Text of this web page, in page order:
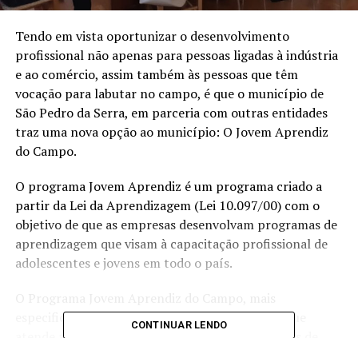
Tendo em vista oportunizar o desenvolvimento
profissional não apenas para pessoas ligadas à indústria
e ao comércio, assim também às pessoas que têm
vocação para labutar no campo, é que o município de
São Pedro da Serra, em parceria com outras entidades
traz uma nova opção ao município: O Jovem Aprendiz
do Campo.
O programa Jovem Aprendiz é um programa criado a
partir da Lei da Aprendizagem (Lei 10.097/00) com o
objetivo de que as empresas desenvolvam programas de
aprendizagem que visam à capacitação profissional de
adolescentes e jovens em todo o país.
especificamente, é um projeto do Sescoop/RS, que
CONTINUAR LENDO